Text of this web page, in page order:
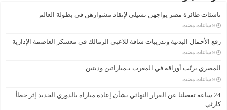
ناشئات طائرة مصر يواجهن تشيلي لإنقاذ مشوارهن في بطولة العالم
‏9 ساعات مضت
رفع الأحمال البدنية وتدريبات شاقة للاعبي الزمالك في معسكر العاصمة الإدارية
‏9 ساعات مضت
المصري يرتّب أوراقه في المغرب بـمباراتين وديتين
‏9 ساعات مضت
24 ساعة تفصلنا عن القرار النهائي بشأن إعادة مباراة بالدوري الجديد إثر خطأ
كارثي